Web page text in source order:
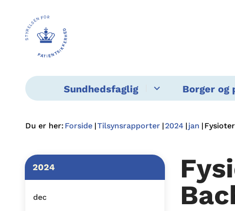
Sundhedsfaglig Borger og
Du er her: Forside Tilsynsrapporter 2024 jan
2024
dec